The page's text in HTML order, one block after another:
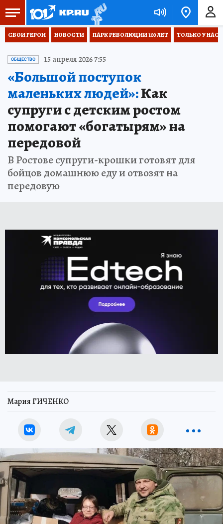
СВОИ ГЕРОИ НОВОСТИ ПАРК РЕВОЛЮЦИИ 100 ЛЕТ ТОЛЬКО У НАС
ОБЩЕСТВО 15 апреля 2026 7:55
«Большой поступок
маленьких людей»:Как
супруги с детским ростом
помогают «богатырям» на
передовой
В Ростове супруги-крошки готовят для
бойцов домашнюю еду и отвозят на
передовую
Мария ГИЧЕНКО